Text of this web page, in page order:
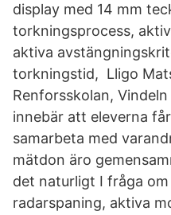
display med 14 mm
torkningsprocess,
aktiva
torkningstid, Lligo
Renforsskolan,
innebär att eleverna
samarbeta med
mätdon äro
det naturligt I fråga
radarspaning, aktiva